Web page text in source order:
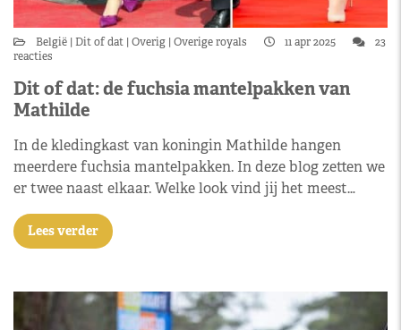
België Dit of dat Overig Overige royals 11 apr 2025
23
reacties
Dit of dat: de fuchsia mantelpakken van
Mathilde
In de kledingkast van koningin Mathilde hangen
meerdere fuchsia mantelpakken. In deze blog zetten we
er twee naast elkaar. Welke look vind jij het meest…
Lees verder